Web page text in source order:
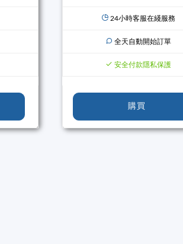
24小時客服在綫服務
全天自動開始訂單
安全付款隱私保護
購買